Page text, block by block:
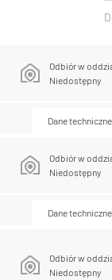
Odbiór w
Niedostępny
Dane techniczne
Odbiór w
Niedostępny
Dane techniczne
Odbiór w
Niedostępny